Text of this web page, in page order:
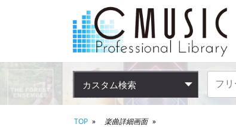
カスタム検索
TOP 楽曲詳細画面